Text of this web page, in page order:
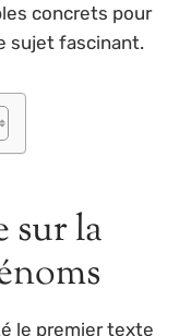
concrets pour
sujet fascinant.
sur la
le premier texte